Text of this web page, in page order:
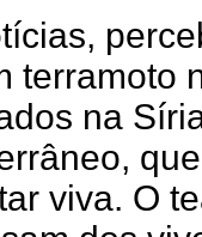
terramoto
na
viva. O